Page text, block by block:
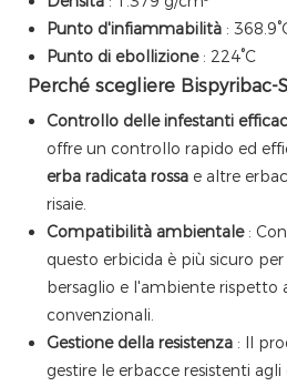
Punto d'infiammabilità :
Punto di ebollizione : 224°C
Perché scegliere Bispyribac-
Controllo delle infestanti
offre un controllo rapido ed
erba radicata rossa e altre
risaie.
Compatibilità ambientale :
questo erbicida è più sicuro
bersaglio e l'ambiente rispetto
convenzionali.
Gestione della resistenza : Il
gestire le erbacce resistenti